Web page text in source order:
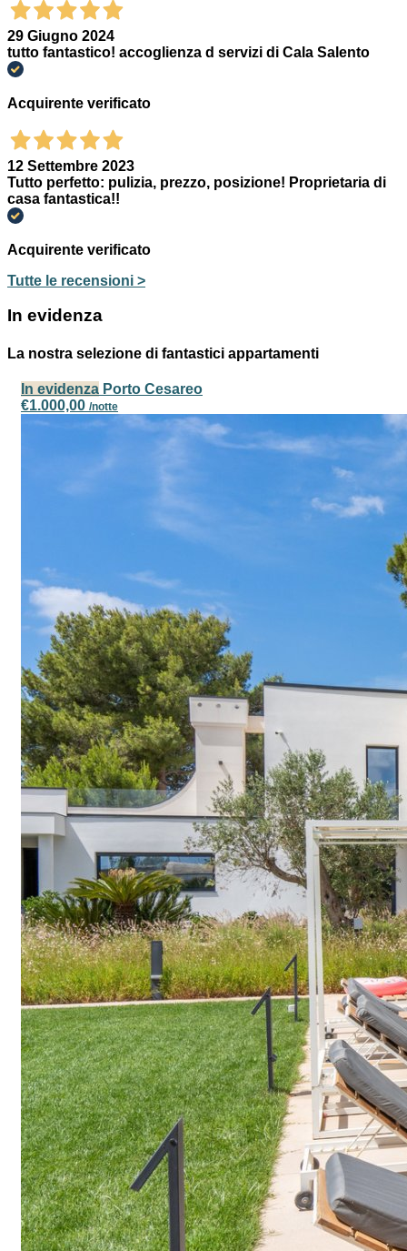
29 Giugno 2024
tutto fantastico! accoglienza d servizi di Cala Salento
Acquirente verificato
12 Settembre 2023
Tutto perfetto: pulizia, prezzo, posizione! Proprietaria di
casa fantastica!!
Acquirente verificato
Tutte le recensioni >
In evidenza
La nostra selezione di fantastici appartamenti
In evidenza Porto Cesareo
€1.000,00 /notte